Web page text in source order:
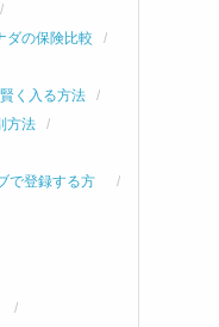
ダの保険比較
く入る方法
方法
で登録する方